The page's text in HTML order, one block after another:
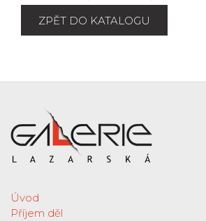
ZPĚT DO KATALOGU
Úvod
Příjem děl